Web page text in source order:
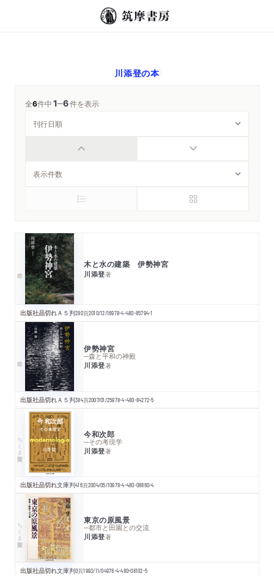
川添登の本
全6件中1─6件を表示
木と水の建築 伊勢神宮
川添登著
出版社品切れＡ５判280頁2010/12/16978-4-480-85794-1
伊勢神宮
─森と平和の神殿
川添登著
出版社品切れＡ５判384頁2007/01/25978-4-480-84272-5
ちくま学芸文庫 今和次郎
─その考現学
川添登著
出版社品切れ文庫判416頁2004/05/10978-4-480-08860-4
ちくま学芸文庫 東京の原風景
─都市と田園との交流
川添登著
出版社品切れ文庫判0頁1993/11/04978-4-480-08102-5